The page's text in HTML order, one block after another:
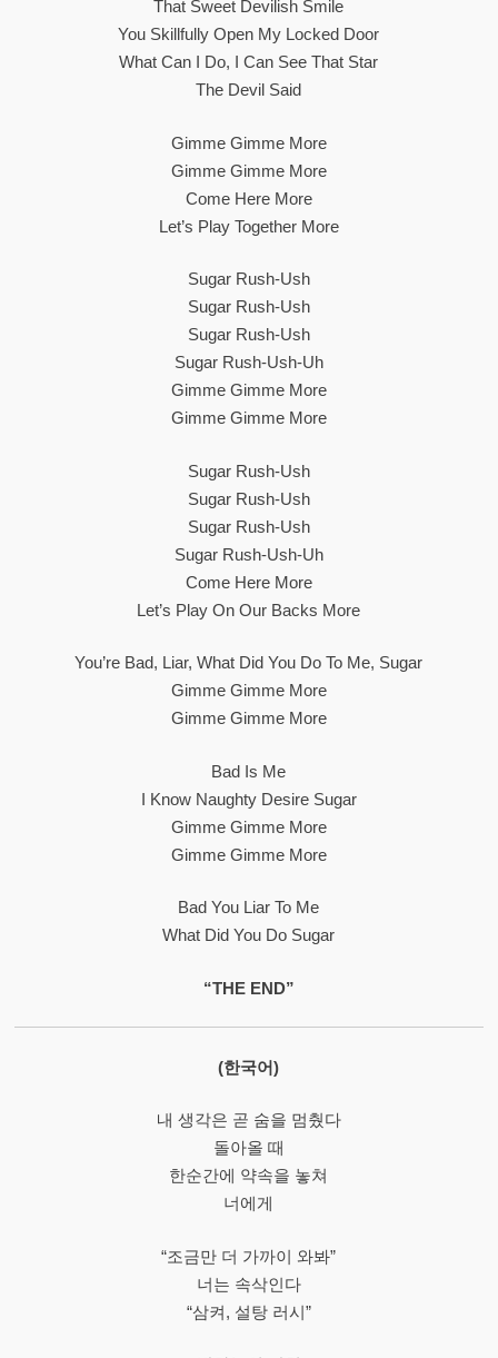
That Sweet Devilish Smile
You Skillfully Open My Locked Door
What Can I Do, I Can See That Star
The Devil Said
Gimme Gimme More
Gimme Gimme More
Come Here More
Let’s Play Together More
Sugar Rush-Ush
Sugar Rush-Ush
Sugar Rush-Ush
Sugar Rush-Ush-Uh
Gimme Gimme More
Gimme Gimme More
Sugar Rush-Ush
Sugar Rush-Ush
Sugar Rush-Ush
Sugar Rush-Ush-Uh
Come Here More
Let’s Play On Our Backs More
You’re Bad, Liar, What Did You Do To Me, Sugar
Gimme Gimme More
Gimme Gimme More
Bad Is Me
I Know Naughty Desire Sugar
Gimme Gimme More
Gimme Gimme More
Bad You Liar To Me
What Did You Do Sugar
“THE END”
(한국어)
내 생각은 곧 숨을 멈췄다
돌아올 때
한순간에 약속을 놓쳐
너에게
“조금만 더 가까이 와봐”
너는 속삭인다
“삼켜, 설탕 러시”